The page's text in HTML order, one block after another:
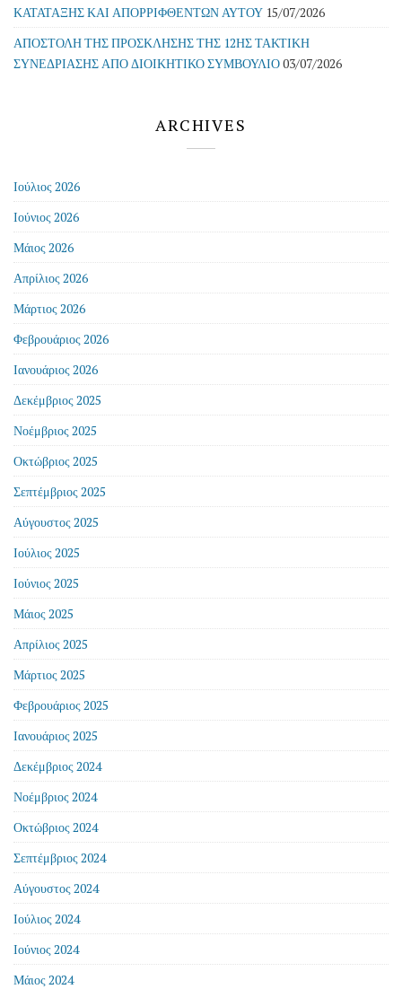
ΚΑΤΑΤΑΞΗΣ ΚΑΙ ΑΠΟΡΡΙΦΘΕΝΤΩΝ ΑΥΤΟΥ 15/07/2026
ΑΠΟΣΤΟΛΗ ΤΗΣ ΠΡΟΣΚΛΗΣΗΣ ΤΗΣ 12ΗΣ ΤΑΚΤΙΚΗ
ΣΥΝΕΔΡΙΑΣΗΣ ΑΠΟ ΔΙΟΙΚΗΤΙΚΟ ΣΥΜΒΟΥΛΙΟ03/07/2026
ARCHIVES
Ιούλιος 2026
Ιούνιος 2026
Μάιος 2026
Απρίλιος 2026
Μάρτιος 2026
Φεβρουάριος 2026
Ιανουάριος 2026
Δεκέμβριος 2025
Νοέμβριος 2025
Οκτώβριος 2025
Σεπτέμβριος 2025
Αύγουστος 2025
Ιούλιος 2025
Ιούνιος 2025
Μάιος 2025
Απρίλιος 2025
Μάρτιος 2025
Φεβρουάριος 2025
Ιανουάριος 2025
Δεκέμβριος 2024
Νοέμβριος 2024
Οκτώβριος 2024
Σεπτέμβριος 2024
Αύγουστος 2024
Ιούλιος 2024
Ιούνιος 2024
Μάιος 2024